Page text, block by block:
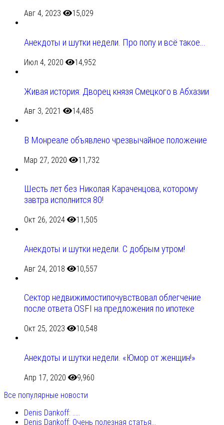
Авг 4, 2023 15,029
Анекдоты и шутки недели. Про попу и всё такое…
Июл 4, 2020 14,952
Живая история: Дворец князя Смецкого в Абхазии
Авг 3, 2021 14,485
В Монреале объявлено чрезвычайное положение
Мар 27, 2020 11,732
Шесть лет без Николая Караченцова, которому
завтра исполнится 80!
Окт 26, 2024 11,505
Анекдоты и шутки недели. С добрым утром!
Авг 24, 2018 10,557
Сектор недвижимостипочувствовал облегчение
после ответа OSFI на предложения по ипотеке
Окт 25, 2023 10,548
Анекдоты и шутки недели. «Юмор от женщин!»
Апр 17, 2020
9,960
Все популярные новости
Denis Dankoff: .....
Denis Dankoff: Очень полезная статья...